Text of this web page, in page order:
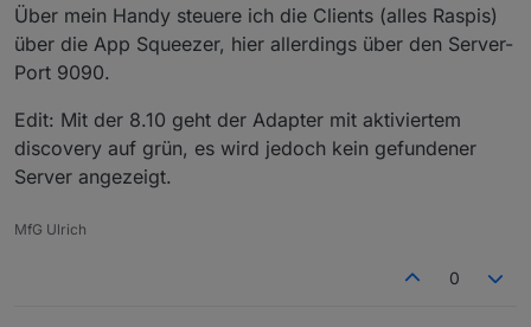
Über mein Handy steuere ich die Clients (alles Raspis)
über die App Squeezer, hier allerdings über den Server-
Port 9090.
Edit: Mit der 8.10 geht der Adapter mit aktiviertem
discovery auf grün, es wird jedoch kein gefundener
Server angezeigt.
MfG Ulrich
0